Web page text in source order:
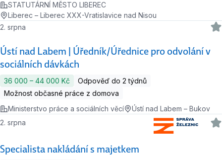
STATUTÁRNÍ MĚSTO LIBEREC
Liberec – Liberec XXX-Vratislavice nad Nisou
Ústí nad Labem | Úředník/Úřednice pro odvolání v
sociálních dávkách
2. srpna
36 000 ‍–‍ 44 000 Kč
Odpověď do 2 týdnů
Možnost občasné práce z domova
Ministerstvo práce a sociálních věcí
Ústí nad Labem – Bukov
Specialista nakládání s majetkem
2. srpna